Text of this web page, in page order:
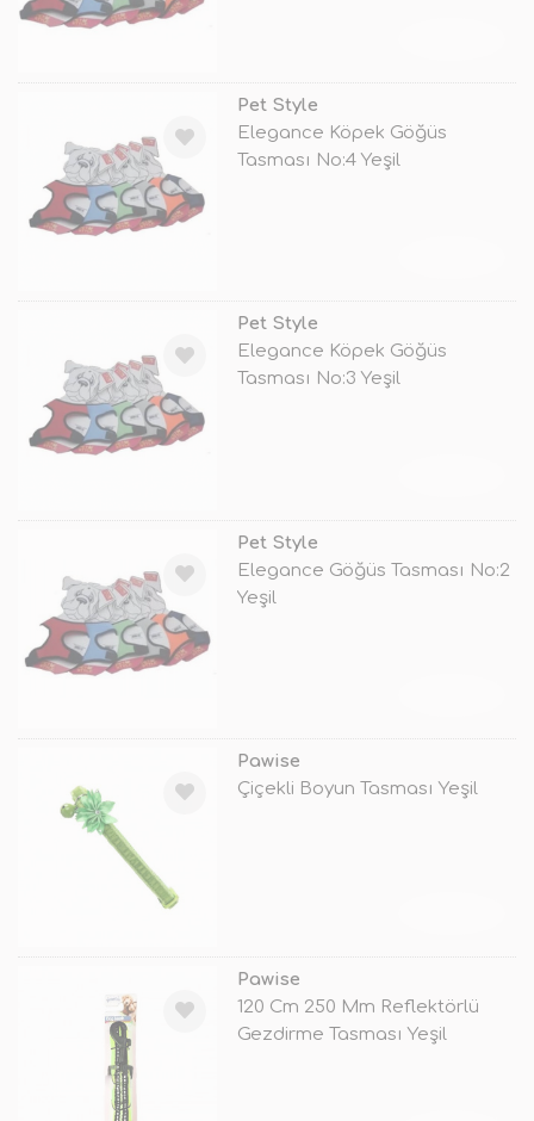
Pet Style
Elegance Köpek Göğüs
Tasması No:4 Yeşil
Pet Style
Elegance Köpek Göğüs
Tasması No:3 Yeşil
Pet Style
Elegance Göğüs Tasması No:2
Yeşil
Pawise
Çiçekli Boyun Tasması Yeşil
Pawise
120 Cm 250 Mm Reflektörlü
Gezdirme Tasması Yeşil